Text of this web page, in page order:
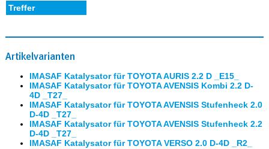
Artikelvarianten
IMASAF Katalysator für TOYOTA AURIS 2.2 D _E15_
IMASAF Katalysator für TOYOTA AVENSIS Kombi 2.2 D-
4D _T27_
IMASAF Katalysator für TOYOTA AVENSIS Stufenheck 2.0
D-4D _T27_
IMASAF Katalysator für TOYOTA AVENSIS Stufenheck 2.2
D-4D _T27_
IMASAF Katalysator für TOYOTA VERSO 2.0 D-4D _R2_